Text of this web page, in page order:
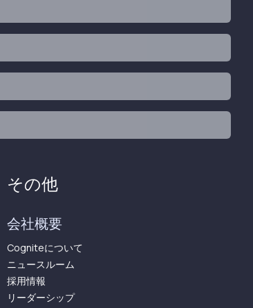
その他
会社概要
Cogniteについて
ニュースルーム
採用情報
リーダーシップ